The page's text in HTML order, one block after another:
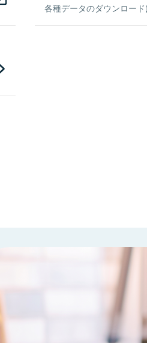
各種データのダウンロー